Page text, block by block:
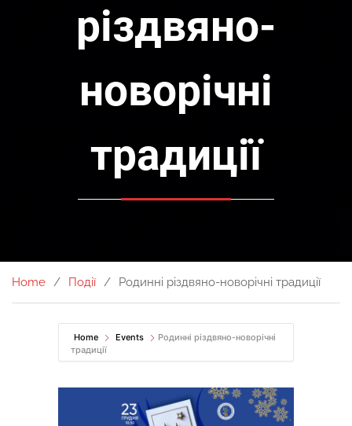
різдвяно-
новорічні
традиції
Home Події Родинні різдвяно-новорічні традиції
Home Events
Родинні різдвяно-новорічні
традиції